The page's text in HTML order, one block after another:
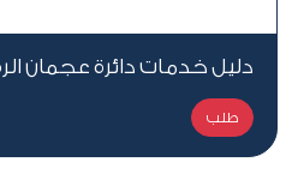
دليل خدمات دائرة عجمان
طلب